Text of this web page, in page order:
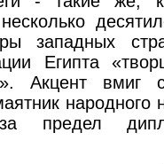
западных
Египта
Акцент вмиг
народного
предел